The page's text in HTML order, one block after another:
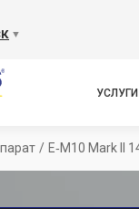
▼
УСЛУГИ
/ E‑M10 Mark II